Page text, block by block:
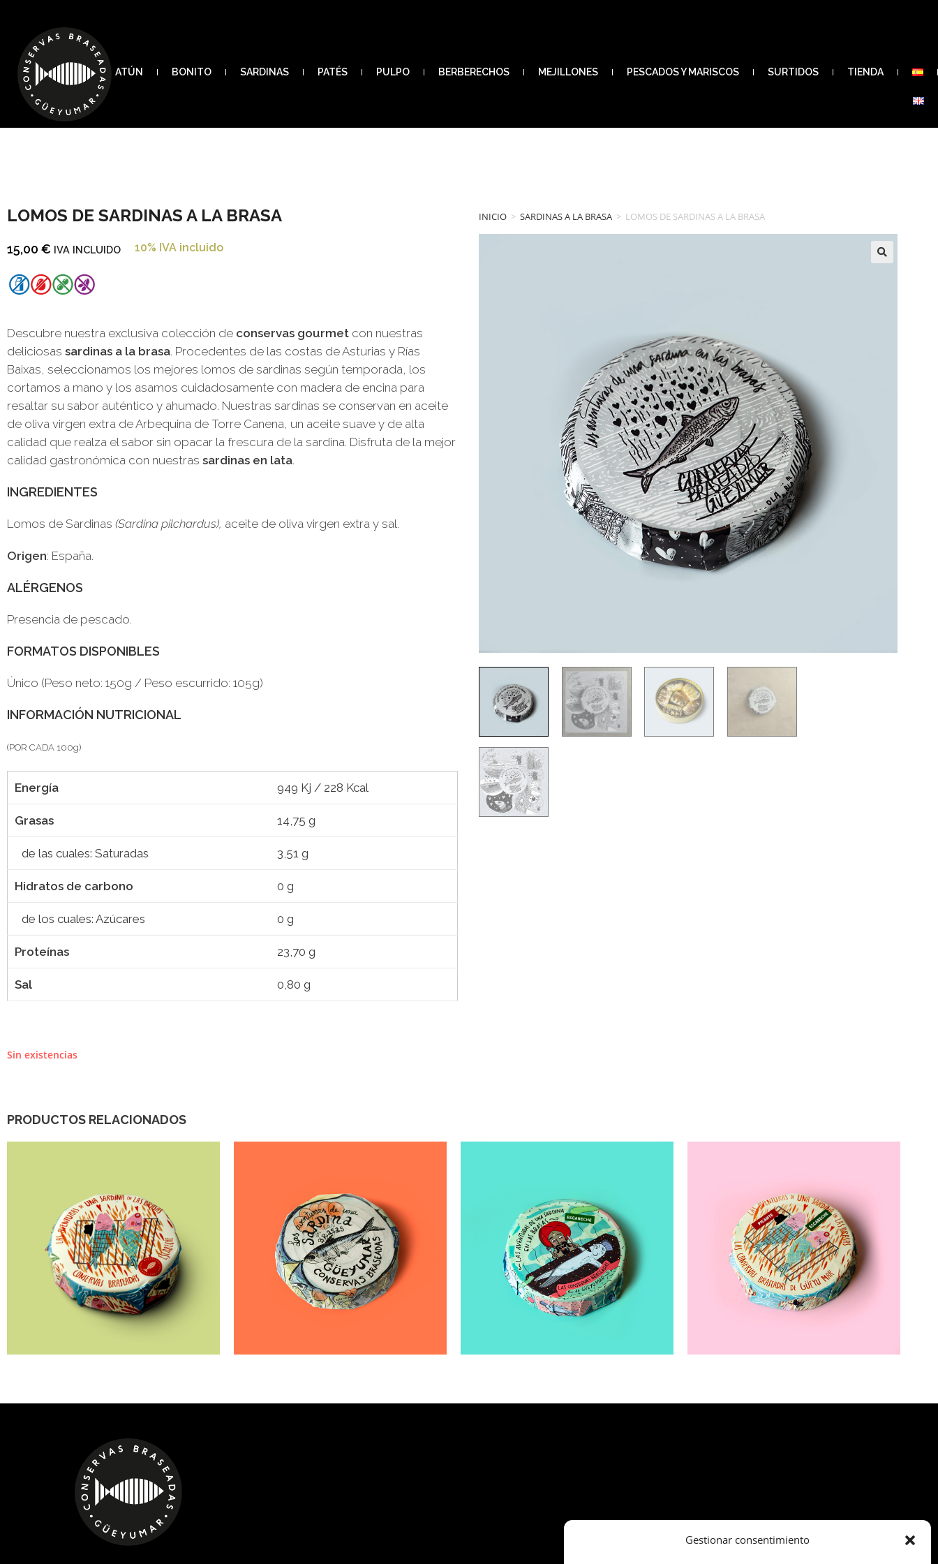
Gestionar consentimiento
ATÚN BONITO SARDINAS PATÉS PULPO BERBERECHOS MEJILLONES PESCADOS Y MARISCOS SURTIDOS TIENDA
LOMOS DE SARDINAS A LA BRASA
15,00 € IVA INCLUIDO 10% IVA incluido
Descubre nuestra exclusiva colección de conservas gourmet con nuestras
deliciosas sardinas a la brasa. Procedentes de las costas de Asturias y Rías
Baixas, seleccionamos los mejores lomos de sardinas según temporada, los
cortamos a mano y los asamos cuidadosamente con madera de encina para
resaltar su sabor auténtico y ahumado. Nuestras sardinas se conservan en aceite
de oliva virgen extra de Arbequina de Torre Canena, un aceite suave y de alta
calidad que realza el sabor sin opacar la frescura de la sardina. Disfruta de la mejor
calidad gastronómica con nuestras sardinas en lata.
INGREDIENTES
Lomos de Sardinas (Sardina pilchardus), aceite de oliva virgen extra y sal.
Origen: España.
ALÉRGENOS
Presencia de pescado.
FORMATOS DISPONIBLES
Único (Peso neto: 150g / Peso escurrido: 105g)
INFORMACIÓN NUTRICIONAL
(POR CADA 100g)
Energía 949 Kj / 228 Kcal
Grasas 14,75 g
de las cuales: Saturadas 3,51 g
Hidratos de carbono 0 g
de los cuales: Azúcares 0 g
Proteínas 23,70 g
Sal 0,80 g
Sin existencias
INICIO > SARDINAS A LA BRASA > LOMOS DE SARDINAS A LA BRASA
PRODUCTOS RELACIONADOS